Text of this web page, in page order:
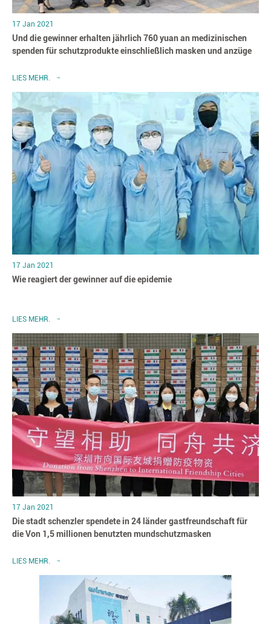
17 Jan 2021
Und die gewinner erhalten jährlich 760 yuan an medizinischen
spenden für schutzprodukte einschließlich masken und anzüge
LIES MEHR.
17 Jan 2021
Wie reagiert der gewinner auf die epidemie
LIES MEHR.
17 Jan 2021
Die stadt schenzler spendete in 24 länder gastfreundschaft für
die Von 1,5 millionen benutzten mundschutzmasken
LIES MEHR.